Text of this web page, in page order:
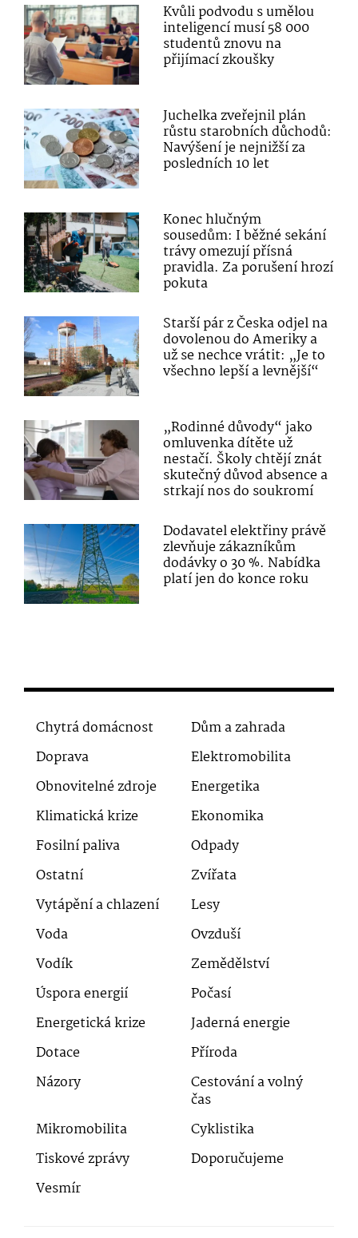
Kvůli podvodu s umělou
inteligencí musí 58 000
studentů znovu na
přijímací zkoušky
Juchelka zveřejnil plán
růstu starobních důchodů:
Navýšení je nejnižší za
posledních 10 let
Konec hlučným
sousedům: I běžné sekání
trávy omezují přísná
pravidla. Za porušení hrozí
pokuta
Starší pár z Česka odjel na
dovolenou do Ameriky a
už se nechce vrátit: „Je to
všechno lepší a levnější“
„Rodinné důvody“ jako
omluvenka dítěte už
nestačí. Školy chtějí znát
skutečný důvod absence a
strkají nos do soukromí
Dodavatel elektřiny právě
zlevňuje zákazníkům
dodávky o 30 %. Nabídka
platí jen do konce roku
Chytrá domácnost
Dům a zahrada
Doprava
Elektromobilita
Obnovitelné zdroje
Energetika
Klimatická krize
Ekonomika
Fosilní paliva
Odpady
Ostatní
Zvířata
Vytápění a chlazení
Lesy
Voda
Ovzduší
Vodík
Zemědělství
Úspora energií
Počasí
Energetická krize
Jaderná energie
Dotace
Příroda
Názory
Cestování a volný
čas
Mikromobilita
Cyklistika
Tiskové zprávy
Doporučujeme
Vesmír